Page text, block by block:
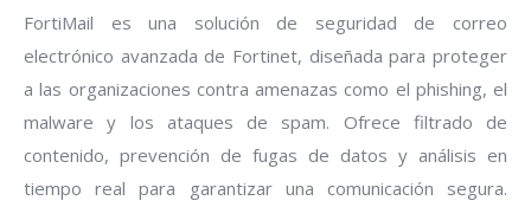
FortiMail es una solución de seguridad de correo
electrónico avanzada de Fortinet, diseñada para proteger
a las organizaciones contra amenazas como el phishing, el
malware y los ataques de spam. Ofrece filtrado de
contenido, prevención de fugas de datos y análisis en
tiempo real para garantizar una comunicación segura.